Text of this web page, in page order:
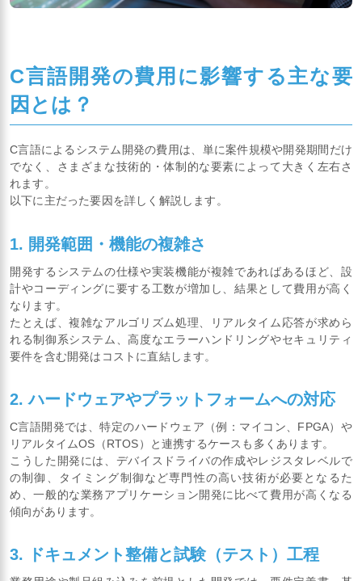
C言語開発の費用に影響する主な要
因とは？
C言語によるシステム開発の費用は、単に案件規模や開発期間だけ
でなく、さまざまな技術的・体制的な要素によって大きく左右さ
れます。
以下に主だった要因を詳しく解説します。
1. 開発範囲・機能の複雑さ
開発するシステムの仕様や実装機能が複雑であればあるほど、設
計やコーディングに要する工数が増加し、結果として費用が高く
なります。
たとえば、複雑なアルゴリズム処理、リアルタイム応答が求めら
れる制御系システム、高度なエラーハンドリングやセキュリティ
要件を含む開発はコストに直結します。
2. ハードウェアやプラットフォームへの対応
C言語開発では、特定のハードウェア（例：マイコン、FPGA）や
リアルタイムOS（RTOS）と連携するケースも多くあります。
こうした開発には、デバイスドライバの作成やレジスタレベルで
の制御、タイミング制御など専門性の高い技術が必要となるた
め、一般的な業務アプリケーション開発に比べて費用が高くなる
傾向があります。
3. ドキュメント整備と試験（テスト）工程